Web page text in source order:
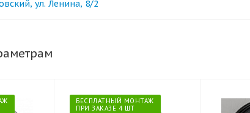
ул. Ленина, 8/2
БЕСПЛАТНЫЙ МОНТАЖ
ПРИ ЗАКАЗЕ 4 ШТ